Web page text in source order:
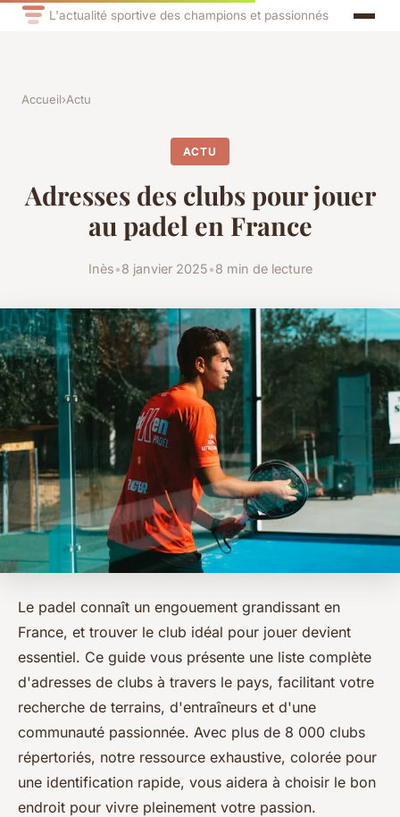
L'actualité sportive des champions et passionnés
Accueil›Actu
ACTU
Adresses des clubs pour jouer
au padel en France
Inès•8 janvier 2025•8 min de lecture
Le padel connaît un engouement grandissant en
France, et trouver le club idéal pour jouer devient
essentiel. Ce guide vous présente une liste complète
d'adresses de clubs à travers le pays, facilitant votre
recherche de terrains, d'entraîneurs et d'une
communauté passionnée. Avec plus de 8 000 clubs
répertoriés, notre ressource exhaustive, colorée pour
une identification rapide, vous aidera à choisir le bon
endroit pour vivre pleinement votre passion.